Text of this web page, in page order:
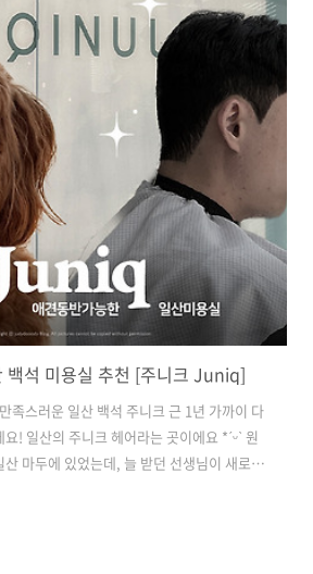
백석 미용실 추천 [주니크 Juniq]
족스러운 일산 백석 주니크 근 1년 가까이 다
! 일산의 주니크 헤어라는 곳이에요 *ˊᵕˋ‬ 원
마두에 있었는데, 늘 받던 선생님이 새로
해서 2호점으로 따라갔습니다! 2호점은 멀